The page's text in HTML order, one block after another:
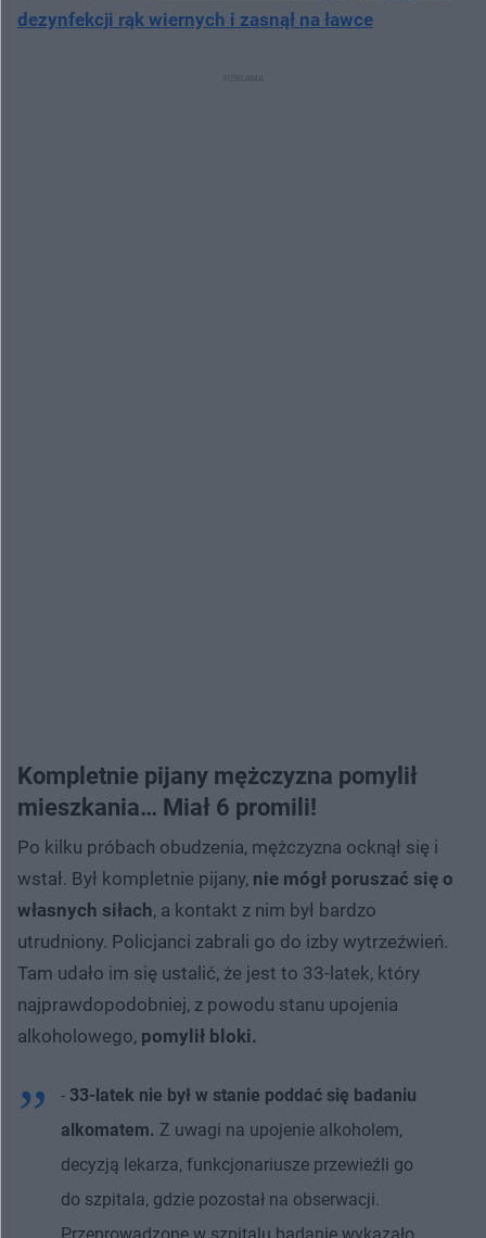
dezynfekcji rąk wiernych i zasnął na ławce
Kompletnie pijany mężczyzna pomylił
mieszkania… Miał 6 promili!
Po kilku próbach obudzenia, mężczyzna ocknął się i
wstał. Był kompletnie pijany, nie mógł poruszać się o
własnych siłach, a kontakt z nim był bardzo
utrudniony. Policjanci zabrali go do izby wytrzeźwień.
Tam udało im się ustalić, że jest to 33-latek, który
najprawdopodobniej, z powodu stanu upojenia
alkoholowego, pomylił bloki.
- 33-latek nie był w stanie poddać się badaniu
alkomatem. Z uwagi na upojenie alkoholem,
decyzją lekarza, funkcjonariusze przewieźli go
do szpitala, gdzie pozostał na obserwacji.
Przeprowadzone w szpitalu badanie wykazało